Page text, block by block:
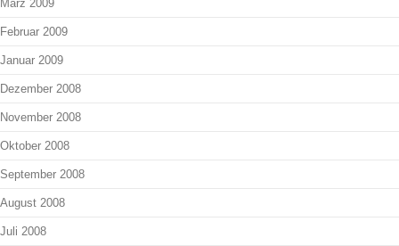
März 2009
Februar 2009
Januar 2009
Dezember 2008
November 2008
Oktober 2008
September 2008
August 2008
Juli 2008